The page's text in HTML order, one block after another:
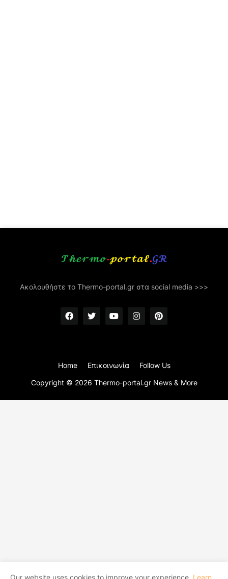
Ακολουθήστε το Thermo-portal.gr στα social media >>>
Copyright © 2026 Thermo-portal.gr News & More
Home Επικοινωνία Follow Us
Our website uses cookies to improve your experience. Learn